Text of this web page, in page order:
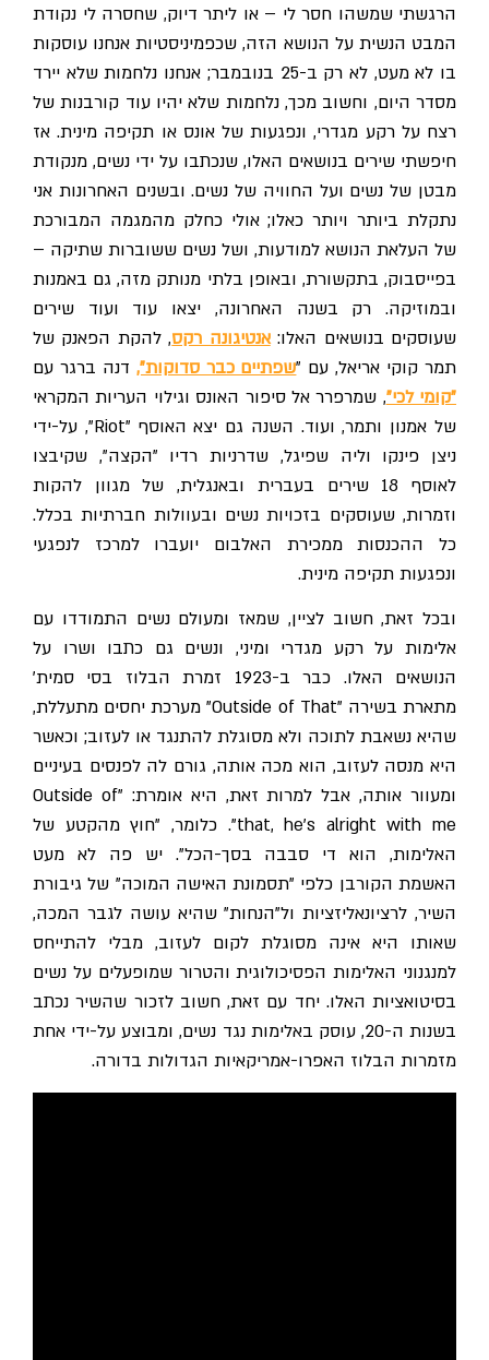
הרגשתי שמשהו חסר לי – או ליתר דיוק, שחסרה לי נקודת
המבט הנשית על הנושא הזה, שכפמיניסטיות אנחנו עוסקות
בו לא מעט, לא רק ב-25 בנובמבר; אנחנו נלחמות שלא יירד
מסדר היום, וחשוב מכך, נלחמות שלא יהיו עוד קורבנות של
רצח על רקע מגדרי, ונפגעות של אונס או תקיפה מינית. אז
חיפשתי שירים בנושאים האלו, שנכתבו על ידי נשים, מנקודת
מבטן של נשים ועל החוויה של נשים. ובשנים האחרונות אני
נתקלת ביותר ויותר כאלו; אולי כחלק מהמגמה המבורכת
של העלאת הנושא למודעות, ושל נשים ששוברות שתיקה –
בפייסבוק, בתקשורת, ובאופן בלתי מנותק מזה, גם באמנות
ובמוזיקה. רק בשנה האחרונה, יצאו עוד ועוד שירים
שעוסקים בנושאים האלו:אנטיגונה רקס, להקת הפאנק של
תמר קוקי אריאל, עם "שפתיים כבר סדוקות", דנה ברגר עם
"קומי לכי", שמרפרר אל סיפור האונס וגילוי העריות המקראי
של אמנון ותמר, ועוד. השנה גם יצא האוסף "Riot", על-ידי
ניצן פינקו וליה שפיגל, שדרניות רדיו "הקצה", שקיבצו
לאוסף 18 שירים בעברית ובאנגלית, של מגוון להקות
וזמרות, שעוסקים בזכויות נשים ובעוולות חברתיות בכלל.
כל ההכנסות ממכירת האלבום יועברו למרכז לנפגעי
ונפגעות תקיפה מינית.
ובכל זאת, חשוב לציין, שמאז ומעולם נשים התמודדו עם
אלימות על רקע מגדרי ומיני, ונשים גם כתבו ושרו על
הנושאים האלו. כבר ב-1923 זמרת הבלוז בסי סמית'
מתארת בשירה "Outside of That" מערכת יחסים מתעללת,
שהיא נשאבת לתוכה ולא מסוגלת להתנגד או לעזוב; וכאשר
היא מנסה לעזוב, הוא מכה אותה, גורם לה לפנסים בעיניים
ומעוור אותה, אבל למרות זאת, היא אומרת: "Outside of
that, he's alright with me". כלומר, "חוץ מהקטע של
האלימות, הוא די סבבה בסך-הכל". יש פה לא מעט
האשמת הקורבן כלפי "תסמונת האישה המוכה" של גיבורת
השיר, לרציונאליזציות ול"הנחות" שהיא עושה לגבר המכה,
שאותו היא אינה מסוגלת לקום לעזוב, מבלי להתייחס
למנגנוני האלימות הפסיכולוגית והטרור שמופעלים על נשים
בסיטואציות האלו. יחד עם זאת, חשוב לזכור שהשיר נכתב
בשנות ה-20, עוסק באלימות נגד נשים, ומבוצע על-ידי אחת
מזמרות הבלוז האפרו-אמריקאיות הגדולות בדורה.